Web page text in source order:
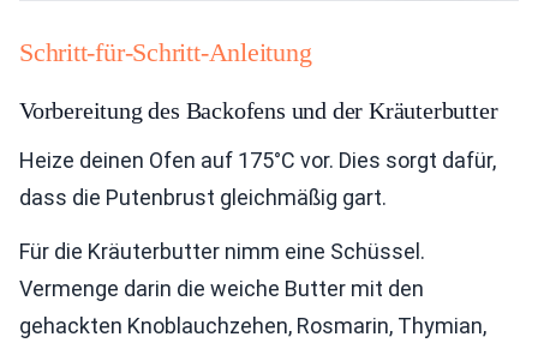
Schritt-für-Schritt-Anleitung
Vorbereitung des Backofens und der Kräuterbutter
Heize deinen Ofen auf 175°C vor. Dies sorgt dafür,
dass die Putenbrust gleichmäßig gart.
Für die Kräuterbutter nimm eine Schüssel.
Vermenge darin die weiche Butter mit den
gehackten Knoblauchzehen, Rosmarin, Thymian,